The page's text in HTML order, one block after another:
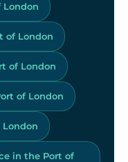
London
of London
of London
of London
in the Port of